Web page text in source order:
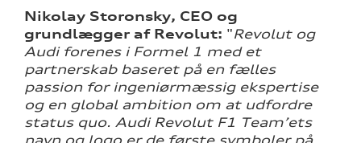
Nikolay Storonsky, CEO og
grundlægger af Revolut: "Revolut og
Audi forenes i Formel 1 med et
partnerskab baseret på en fælles
passion for ingeniørmæssig ekspertise
og en global ambition om at udfordre
status quo. Audi Revolut F1 Team’ets